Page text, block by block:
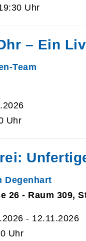
Uhr
– Ein
Team
Uhr
Degenhart
26 - Raum 309,
- 12.11.2026
Uhr